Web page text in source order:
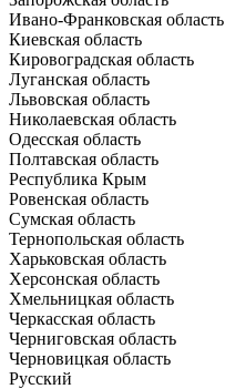
Ивано-Франковская область
Киевская область
Кировоградская область
Луганская область
Львовская область
Николаевская область
Одесская область
Полтавская область
Республика Крым
Ровенская область
Сумская область
Тернопольская область
Харьковская область
Херсонская область
Хмельницкая область
Черкасская область
Черниговская область
Черновицкая область
Русский